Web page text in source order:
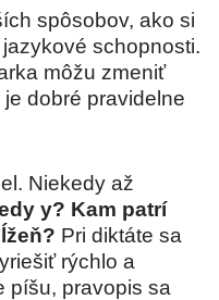
spôsobov, ako si
schopnosti.
môžu zmeniť
dobré pravidelne
Niekedy až
y? Kam patrí
Pri diktáte sa
rýchlo a
píšu, pravopis sa